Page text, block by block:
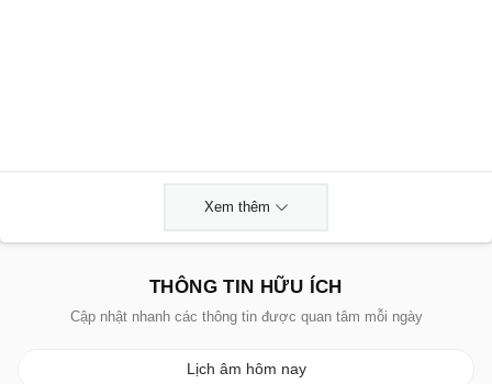
Xem thêm
THÔNG TIN HỮU ÍCH
Cập nhật nhanh các thông tin được quan tâm mỗi ngày
Lịch âm hôm nay